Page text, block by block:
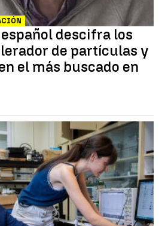
descifra los
de partículas y
el más buscado en